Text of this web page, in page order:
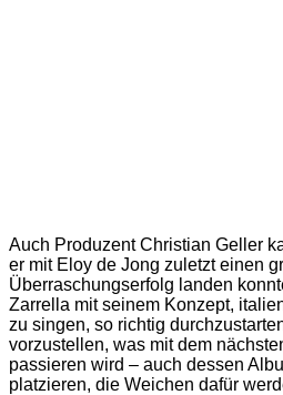
Auch Produzent Christian Geller
er mit Eloy de Jong zuletzt einen
Überraschungserfolg landen
Zarrella mit seinem Konzept,
zu singen, so richtig
vorzustellen, was mit dem
passieren wird – auch dessen
platzieren, die Weichen dafür